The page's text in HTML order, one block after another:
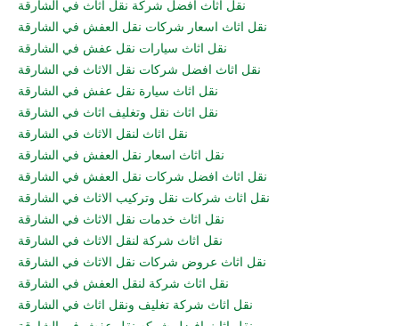
نقل اثاث افضل شركة نقل اثاث في الشارقة
نقل اثاث اسعار شركات نقل العفش في الشارقة
نقل اثاث سيارات نقل عفش في الشارقة
نقل اثاث افضل شركات نقل الاثاث في الشارقة
نقل اثاث سيارة نقل عفش في الشارقة
نقل اثاث نقل وتغليف اثاث في الشارقة
نقل اثاث لنقل الاثاث في الشارقة
نقل اثاث اسعار نقل العفش في الشارقة
نقل اثاث افضل شركات نقل العفش في الشارقة
نقل اثاث شركات نقل وتركيب الاثاث في الشارقة
نقل اثاث خدمات نقل الاثاث في الشارقة
نقل اثاث شركة لنقل الاثاث في الشارقة
نقل اثاث عروض شركات نقل الاثاث في الشارقة
نقل اثاث شركة لنقل العفش في الشارقة
نقل اثاث شركة تغليف ونقل اثاث في الشارقة